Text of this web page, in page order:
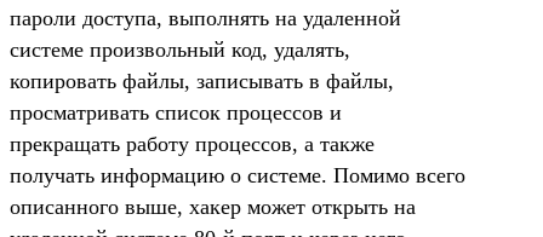
пароли доступа, выполнять на удаленной
системе произвольный код, удалять,
копировать файлы, записывать в файлы,
просматривать список процессов и
прекращать работу процессов, а также
получать информацию о системе. Помимо всего
описанного выше, хакер может открыть на